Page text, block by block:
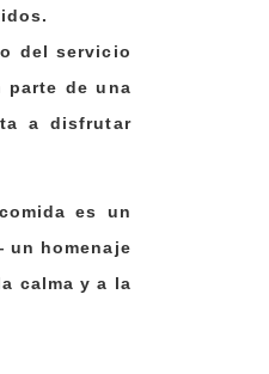
.
del servicio
parte de una
a disfrutar
es un
un homenaje
calma y a la